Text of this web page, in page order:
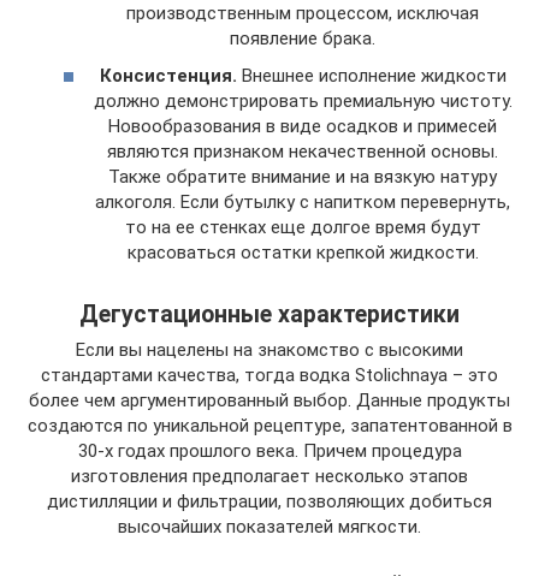
производственным процессом, исключая
появление брака.
Консистенция. Внешнее исполнение жидкости
должно демонстрировать премиальную чистоту.
Новообразования в виде осадков и примесей
являются признаком некачественной основы.
Также обратите внимание и на вязкую натуру
алкоголя. Если бутылку с напитком перевернуть,
то на ее стенках еще долгое время будут
красоваться остатки крепкой жидкости.
Дегустационные характеристики
Если вы нацелены на знакомство с высокими
стандартами качества, тогда водка Stolichnaya – это
более чем аргументированный выбор. Данные продукты
создаются по уникальной рецептуре, запатентованной в
30-х годах прошлого века. Причем процедура
изготовления предполагает несколько этапов
дистилляции и фильтрации, позволяющих добиться
высочайших показателей мягкости.